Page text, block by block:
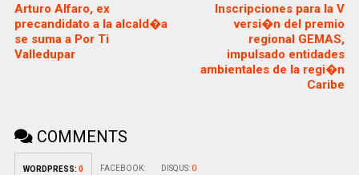
Arturo Alfaro, ex
precandidato a la alcald�a
se suma a Por Ti
Valledupar
Inscripciones para la V
versi�n del premio
regional GEMAS,
impulsado entidades
ambientales de la regi�n
Caribe
COMMENTS
WORDPRESS: 0 FACEBOOK: DISQUS: 0